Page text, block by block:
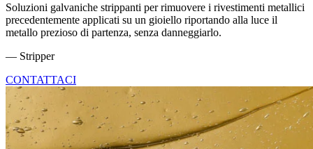
Soluzioni galvaniche strippanti per rimuovere i rivestimenti metallici
precedentemente applicati su un gioiello riportando alla luce il
metallo prezioso di partenza, senza danneggiarlo.
— Stripper
CONTATTACI